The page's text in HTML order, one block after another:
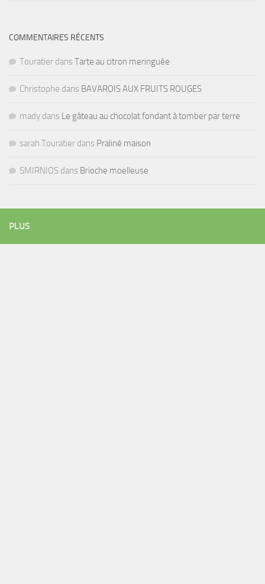
COMMENTAIRES RÉCENTS
Touratier dans Tarte au citron meringuée
Christophe dans BAVAROIS AUX FRUITS ROUGES
mady dans Le gâteau au chocolat fondant à tomber par terre
sarah Touratier dans Praliné maison
SMIRNIOS dans Brioche moelleuse
PLUS